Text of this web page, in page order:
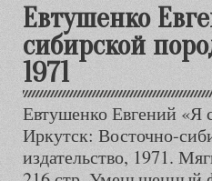
Евтушенко
сибирской
1971
Евтушенко Евгений
Иркутск: Восточно-
издательство, 1971.